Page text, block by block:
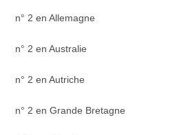
n° 2 en Allemagne
n° 2 en Australie
n° 2 en Autriche
n° 2 en Grande Bretagne